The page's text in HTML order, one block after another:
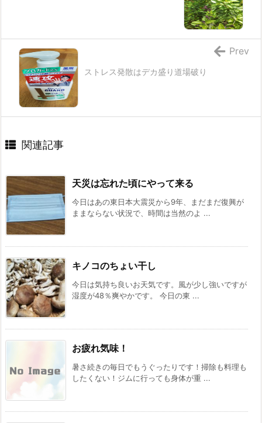
ストレス発散はデカ盛り道場破り
Prev
関連記事
天災は忘れた頃にやって来る
今日はあの東日本大震災から9年、まだまだ復興が
ままならない状況で、時間は当然のよ ...
キノコのちょい干し
今日は気持ち良いお天気です。風が少し強いですが
湿度が48％爽やかです。 今日の東 ...
お疲れ気味！
暑さ続きの毎日でもうぐったりです！掃除も料理も
したくない！ジムに行っても身体が重 ...